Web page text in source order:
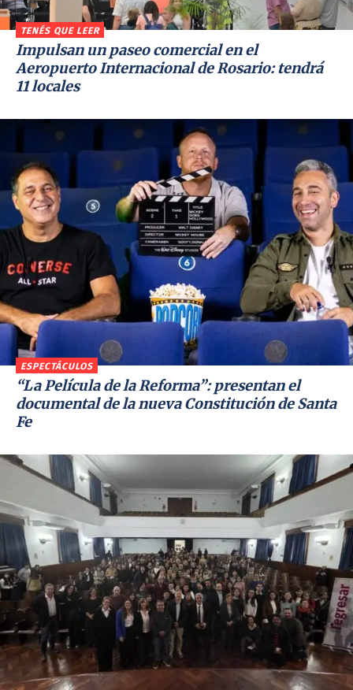
TENÉS QUE LEER
Impulsan un paseo comercial en el
Aeropuerto Internacional de Rosario: tendrá
11 locales
ESPECTÁCULOS
“La Película de la Reforma”: presentan el
documental de la nueva Constitución de Santa
Fe